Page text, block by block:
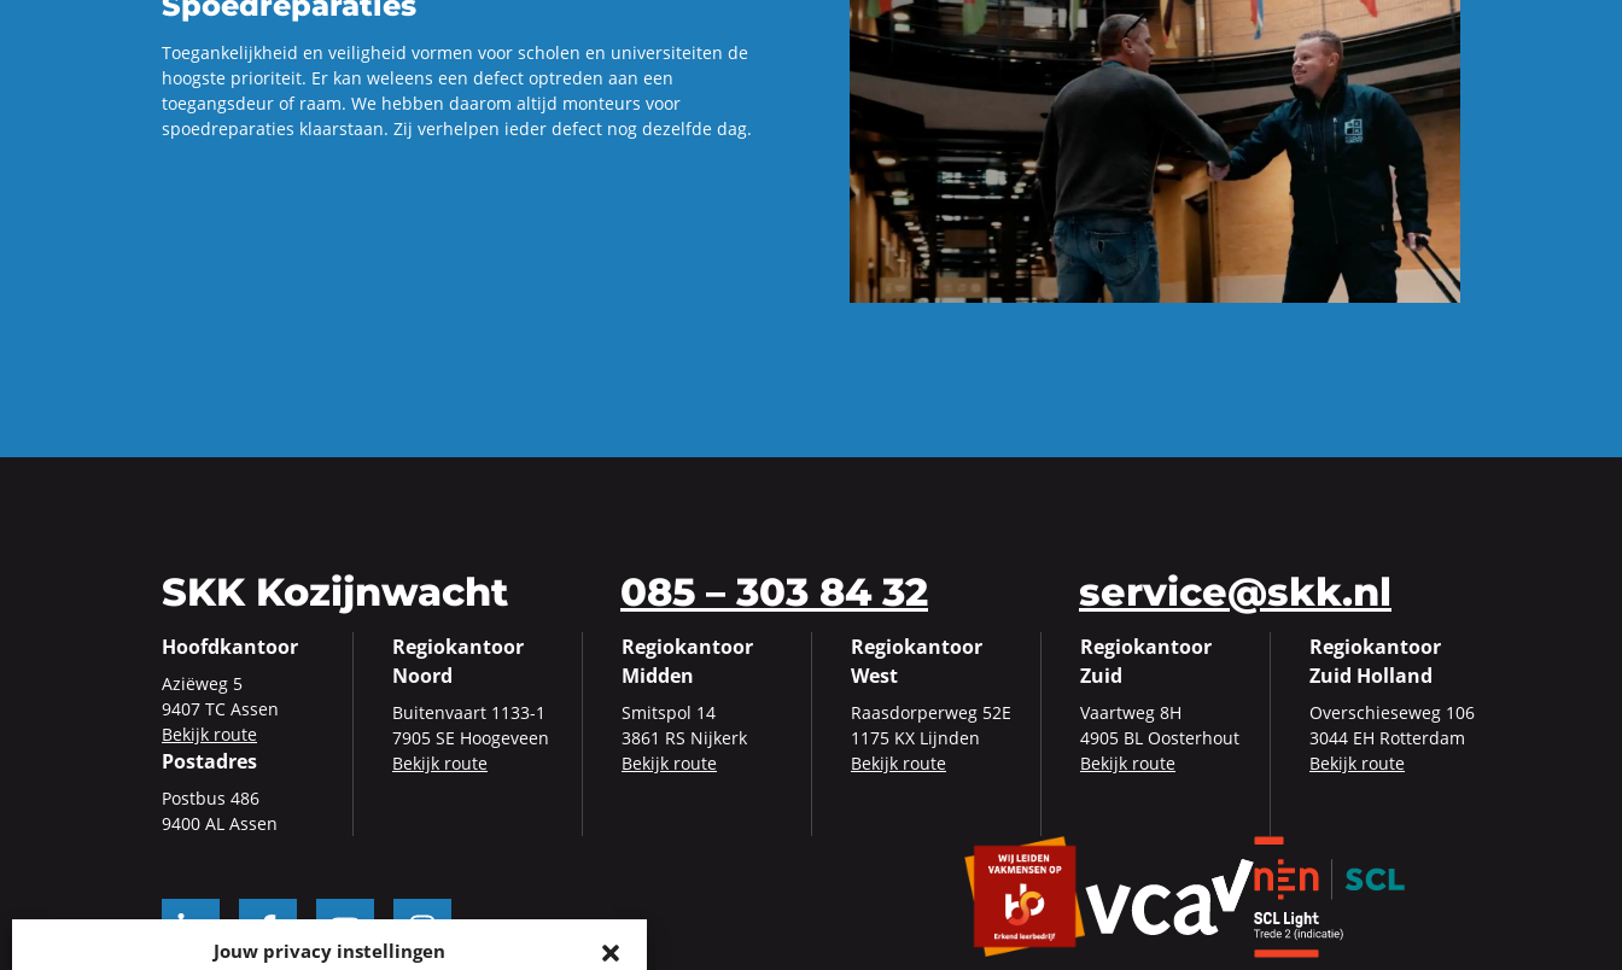
Jouw privacy instellingen
Toe­gan­ke­lijk­heid en vei­lig­heid vor­men voor scho­len en uni­ver­si­tei­ten de
hoog­ste pri­o­ri­teit. Er kan wel­eens een de­fect op­tre­den aan een
toe­gangs­deur of raam. We heb­ben daar­om al­tijd mon­teurs voor
spoed­re­pa­ra­ties klaar­staan. Zij ver­hel­pen ieder de­fect nog de­zelf­de dag.
SKK Kozijnwacht 085 – 303 84 32 service@skk.nl
Hoofdkantoor
Azi­ë­weg 5
9407 TC Assen
Be­kijk route
Postadres
Post­bus 486
9400 AL Assen
Regiokantoor
Noord
Bui­ten­vaart 1133-​1
7905 SE Hoo­ge­veen
Be­kijk route
Regiokantoor
Midden
Smits­pol 14
3861 RS Nij­kerk
Be­kijk route
Regiokantoor
West
Raas­dor­per­weg 52E
1175 KX Lijn­den
Be­kijk route
Regiokantoor
Zuid
Vaart­weg 8H
4905 BL Oos­ter­hout
Be­kijk route
Regiokantoor
Zuid Holland
Over­schie­se­weg 106
3044 EH Rot­ter­dam
Be­kijk route